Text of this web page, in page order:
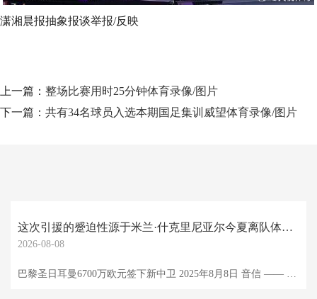
潇湘晨报抽象报谈举报/反映
上一篇： 整场比赛用时25分钟体育录像/图片
下一篇： 共有34名球员入选本期国足集训威望体育录像/图片
这次引援的蹙迫性源于米兰·什克里尼亚尔今夏离队体育录像/图片
2026-08-08
巴黎圣日耳曼6700万欧元签下新中卫 2025年8月8日 音信 —— 巴黎圣日耳曼（PSG）在夏日转会窗再下一城，从伯恩茅斯俱乐部签下乌克兰国脚中卫伊利亚·扎巴尔尼，转会费高达6700万欧元。 据知名记者法布里皆奥·罗马诺证实，伯恩茅斯俱乐部已袭取巴黎圣日耳曼开出的这份报价。早在7月中旬，这位乌克兰后卫便已与法甲朱门罢了个东谈主左券。 扎巴尔尼将与巴黎签约五年，新合同细节中的薪资部分尚未对外公布。为确保他能实时融入球队，巴黎正加速为其安排体检，并力求在8月14日对阵托特纳姆热刺的欧洲超等杯前完